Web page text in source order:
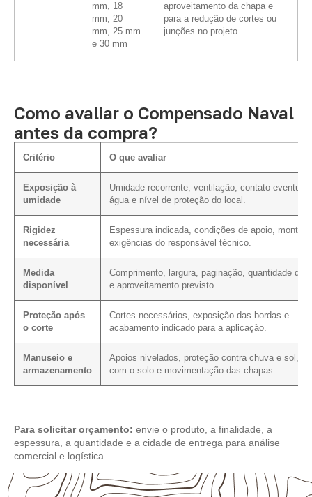
mm, 18
mm, 20
mm, 25 mm
e 30 mm
aproveitamento da chapa e
para a redução de cortes ou
junções no projeto.
Como avaliar o Compensado Naval
antes da compra?
Critério O que avaliar
Exposição à
umidade
Umidade recorrente, ventilação, contato eventual
água e nível de proteção do local.
Rigidez
necessária
Espessura indicada, condições de apoio,
exigências do responsável técnico.
Medida
disponível
Comprimento, largura, paginação, quantidade de
e aproveitamento previsto.
Proteção após
o corte
Cortes necessários, exposição das bordas e
acabamento indicado para a aplicação.
Manuseio e
armazenamento
Apoios nivelados, proteção contra chuva e sol,
com o solo e movimentação das chapas.
Para solicitar orçamento: envie o produto, a finalidade, a
espessura, a quantidade e a cidade de entrega para análise
comercial e logística.